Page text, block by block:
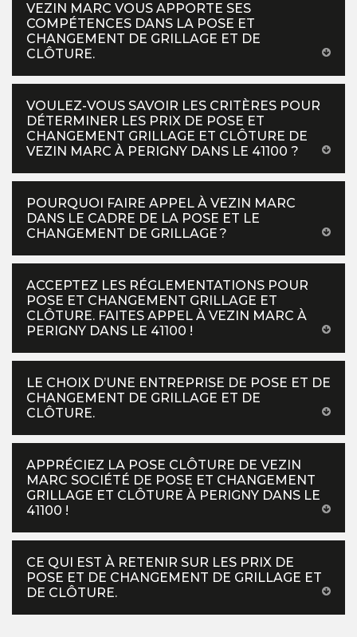
VEZIN MARC VOUS APPORTE SES
COMPÉTENCES DANS LA POSE ET
CHANGEMENT DE GRILLAGE ET DE
CLÔTURE.
VOULEZ-VOUS SAVOIR LES CRITÈRES POUR
DÉTERMINER LES PRIX DE POSE ET
CHANGEMENT GRILLAGE ET CLÔTURE DE
VEZIN MARC À PERIGNY DANS LE 41100 ?
POURQUOI FAIRE APPEL À VEZIN MARC
DANS LE CADRE DE LA POSE ET LE
CHANGEMENT DE GRILLAGE ?
ACCEPTEZ LES RÉGLEMENTATIONS POUR
POSE ET CHANGEMENT GRILLAGE ET
CLÔTURE. FAITES APPEL À VEZIN MARC À
PERIGNY DANS LE 41100 !
LE CHOIX D’UNE ENTREPRISE DE POSE ET DE
CHANGEMENT DE GRILLAGE ET DE
CLÔTURE.
APPRÉCIEZ LA POSE CLÔTURE DE VEZIN
MARC SOCIÉTÉ DE POSE ET CHANGEMENT
GRILLAGE ET CLÔTURE À PERIGNY DANS LE
41100 !
CE QUI EST À RETENIR SUR LES PRIX DE
POSE ET DE CHANGEMENT DE GRILLAGE ET
DE CLÔTURE.